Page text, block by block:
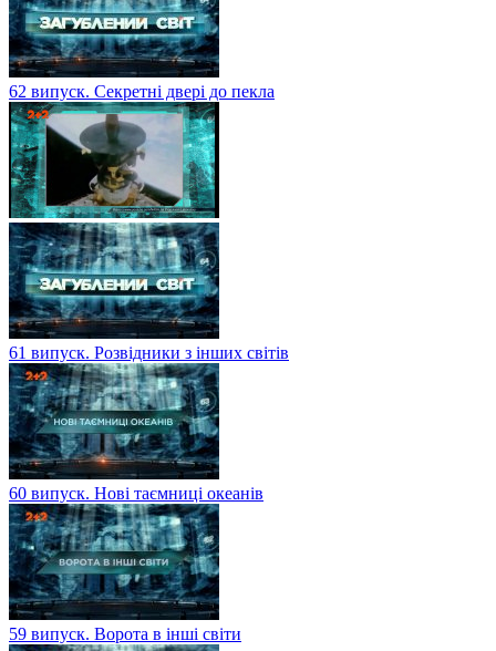
62 випуск. Секретні двері до пекла
61 випуск. Розвідники з інших світів
60 випуск. Нові таємниці океанів
59 випуск. Ворота в інші світи